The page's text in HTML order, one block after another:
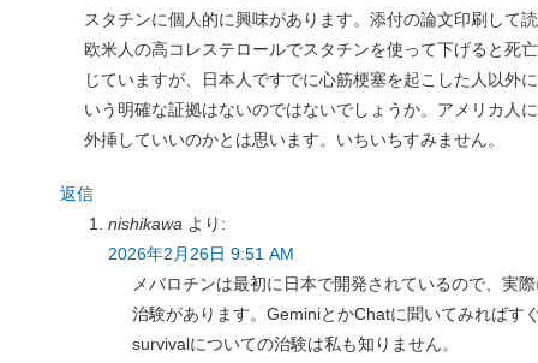
スタチンに個人的に興味があります。添付の論文印刷して
欧米人の高コレステロールでスタチンを使って下げると死
じていますが、日本人ですでに心筋梗塞を起こした人以外
いう明確な証拠はないのではないでしょうか。アメリカ人
外挿していいのかとは思います。いちいちすみません。
返信
nishikawa より:
2026年2月26日 9:51 AM
メバロチンは最初に日本で開発されているので、実
治験があります。GeminiとかChatに聞いてみればす
survivalについての治験は私も知りません。